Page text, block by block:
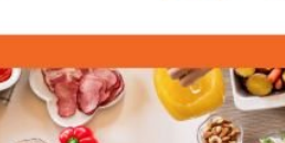
スポット
場」